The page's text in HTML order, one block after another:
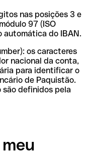
nas posições 3 e
97 (ISO
automática do IBAN.
os caracteres
nacional da conta,
para identificar o
de Paquistão.
definidos pela